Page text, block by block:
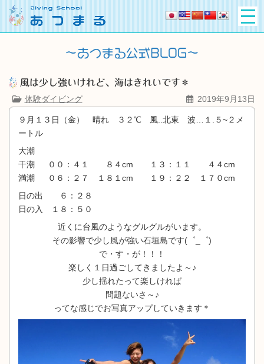
風は少し強いけれど、海はきれいです＊
体験ダイビング
2019年9月13日
９月１３日（金） 晴れ ３２℃ 風..北東 波…１.５~２メ
ートル
大潮
干潮 ００：４１ ８４cm １３：１１ ４４cm
満潮 ０６：２７ １８１cm １９：２２ １７０cm
日の出 ６：２８
日の入 １８：５０
近くに台風のようなグルグルがいます。
その影響で少し風が強い石垣島です(゜_゜)
で・す・が！！！
楽しく１日過ごしてきましたよ～♪
少し揺れたって楽しければ
問題ないさ～♪
ってな感じでお写真アップしていきます＊